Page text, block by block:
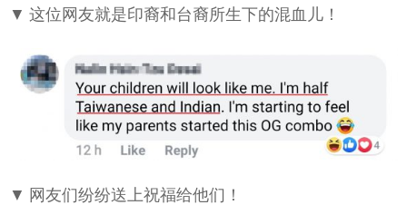
▼ 这位网友就是印裔和台裔所生下的混血儿！
▼ 网友们纷纷送上祝福给他们！